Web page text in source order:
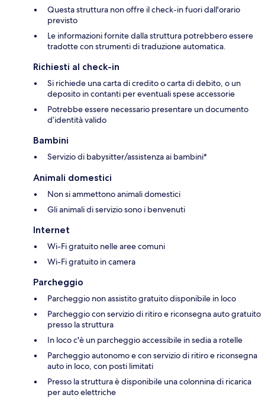
Questa struttura non offre il check-in fuori dall'orario
previsto
Le informazioni fornite dalla struttura potrebbero essere
tradotte con strumenti di traduzione automatica.
Richiesti al check-in
Si richiede una carta di credito o carta di debito, o un
deposito in contanti per eventuali spese accessorie
Potrebbe essere necessario presentare un documento
d’identità valido
Bambini
Servizio di babysitter/assistenza ai bambini*
Animali domestici
Non si ammettono animali domestici
Gli animali di servizio sono i benvenuti
Internet
Wi-Fi gratuito nelle aree comuni
Wi-Fi gratuito in camera
Parcheggio
Parcheggio non assistito gratuito disponibile in loco
Parcheggio con servizio di ritiro e riconsegna auto gratuito
presso la struttura
In loco c'è un parcheggio accessibile in sedia a rotelle
Parcheggio autonomo e con servizio di ritiro e riconsegna
auto in loco, con posti limitati
Presso la struttura è disponibile una colonnina di ricarica
per auto elettriche